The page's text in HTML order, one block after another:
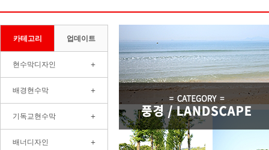
카테고리 업데이트
현수막디자인 +
배경현수막 +
기독교현수막 +
배너디자인 +